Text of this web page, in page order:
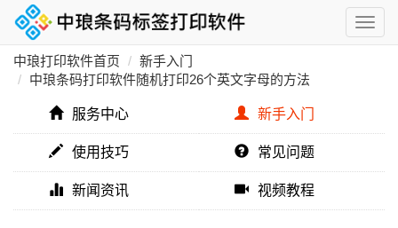
中琅打印软件首页
新手入门
中琅条码打印软件随机打印26个英文字母的方法
服务中心 新手入门
使用技巧 常见问题
新闻资讯 视频教程